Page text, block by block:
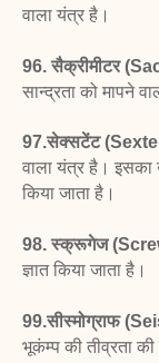
वाला यंत्र है।
96. सैक्रीमीटर
सान्द्रता को मापने
97.सेक्सटेंट
वाला यंत्र है। इसका
किया जाता है।
98. स्क्रूगेज
ज्ञात किया जाता है।
99.सीस्मोग्राफ
भूकंम्प की तीव्रता की